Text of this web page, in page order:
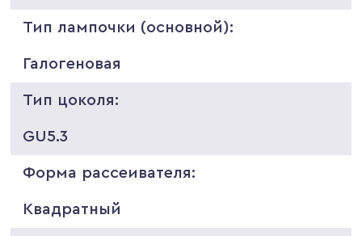
Тип лампочки (основной):
Галогеновая
Тип цоколя:
GU5.3
Форма рассеивателя:
Квадратный